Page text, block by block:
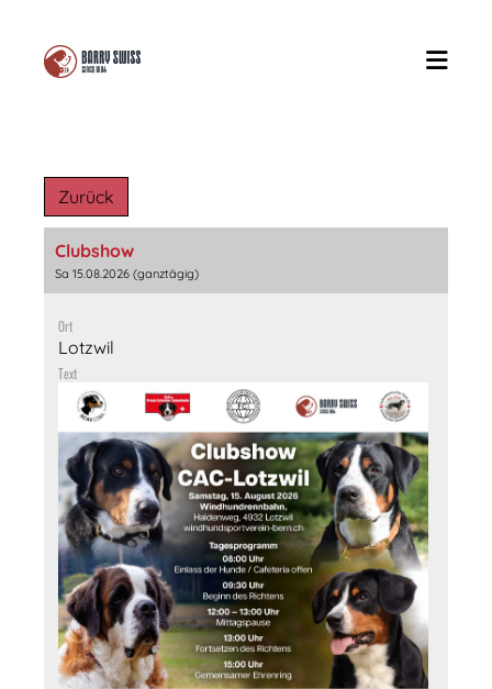
Zurück
Clubshow
Sa 15.08.2026 (ganztägig)
Ort
Lotzwil
Text